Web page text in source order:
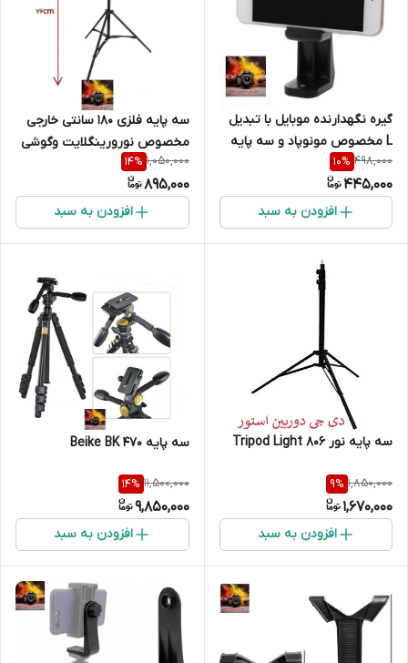
گیره نگهدارنده موبایل با تبدیل
L مخصوص مونوپاد و سه پایه
{خارجی }
498,000
10%
445,000
افزودن به سبد
سه پایه فلزی 180 سانتی خارجی
مخصوص نورورینگلایت وگوشی
موبایل
1,050,000
14%
895,000
افزودن به سبد
سه پایه نور Tripod Light 806
1,850,000
9%
1,670,000
افزودن به سبد
سه پایه Beike BK 470
11,500,000
14%
9,850,000
افزودن به سبد